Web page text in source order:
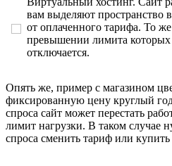
вам выделяют пространство
от оплаченного тарифа. То
превышении лимита которых
отключается.
Опять же, пример с магазином
фиксированную цену круглый
спроса сайт может перестать
лимит нагрузки. В таком случае
спроса сменить тариф или